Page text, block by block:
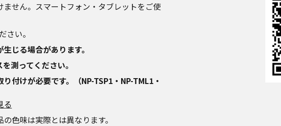
せん。スマートフォン・タブレットをご使
さい。
じる場合があります。
測ってください。
付けが必要です。（NP-TSP1・NP-TML1・
る
色味は実際とは異なります。